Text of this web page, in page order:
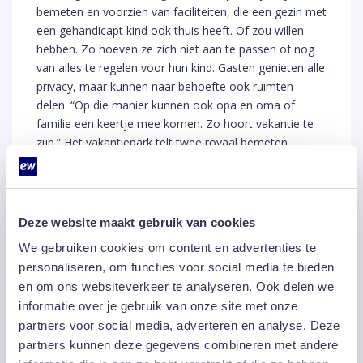
Deze website maakt gebruik van cookies
We gebruiken cookies om content en advertenties te
personaliseren, om functies voor social media te bieden
en om ons websiteverkeer te analyseren. Ook delen we
informatie over je gebruik van onze site met onze
partners voor social media, adverteren en analyse. Deze
partners kunnen deze gegevens combineren met andere
bemeten en voorzien van faciliteiten, die een gezin met
een gehandicapt kind ook thuis heeft. Of zou willen
hebben. Zo hoeven ze zich niet aan te passen of nog
van alles te regelen voor hun kind. Gasten genieten alle
privacy, maar kunnen naar behoefte ook ruimten
delen. “Op die manier kunnen ook opa en oma of
familie een keertje mee komen. Zo hoort vakantie te
zijn.” Het vakantiepark telt twee royaal bemeten
groepsaccommodaties, vier achtpersoons-, drie
zespersoons- en drie vijfpersoonsbungalows.
van alle benodigde equipment en verhuurd voor een
vaste lage prijs. “Om zo laagdrempelig mogelijk te
blijven, iedereen te kunnen helpen”, zegt Wientjes. “We
zijn er om deze gezinnen een betaalbare en zorgeloze
vakantie aan te bieden. Een verblijf in ons vakantiepark
waar voor iedereen wat te beleven valt”. Bio
Vakantieoord anno nu lijkt nauwelijks op het park van